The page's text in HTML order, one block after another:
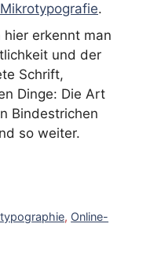
Mikrotypografie.
hier erkennt man
und der
Schrift,
Dinge: Die Art
Bindestrichen
so weiter.
, Online-